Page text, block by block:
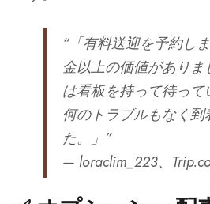
“「有料送迎を予約し
金以上の価値があり
は看板を持って待って
何のトラブルもなく到
た。」”
— loraclim_223、